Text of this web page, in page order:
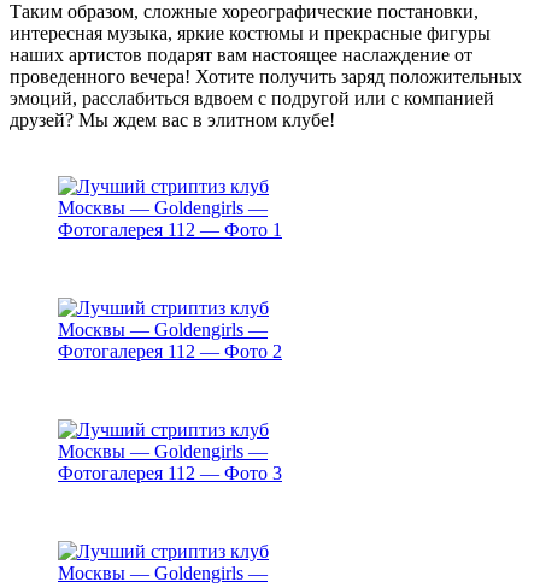
Таким образом, сложные хореографические постановки,
интересная музыка, яркие костюмы и прекрасные фигуры
наших артистов подарят вам настоящее наслаждение от
проведенного вечера! Хотите получить заряд положительных
эмоций, расслабиться вдвоем с подругой или с компанией
друзей? Мы ждем вас в элитном клубе!